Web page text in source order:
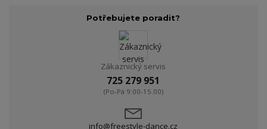
Potřebujete poradit?
Zákaznický servis
725 279 951
(Po-Pá 9:00-15.00)
info@freestyle-dance.cz